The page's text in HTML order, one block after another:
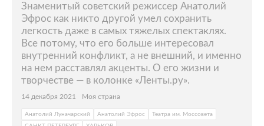
Знаменитый советский режиссер Анатолий
Эфрос как никто другой умел сохранить
легкость даже в самых тяжелых спектаклях.
Все потому, что его больше интересовал
внутренний конфликт, а не внешний, и именно
на нем расставлял акценты. О его жизни и
творчестве — в колонке «Ленты.ру».
14 декабря 2021 Моя страна
Анатолий Луначарский Анатолий Эфрос
Театра им. Моссовета